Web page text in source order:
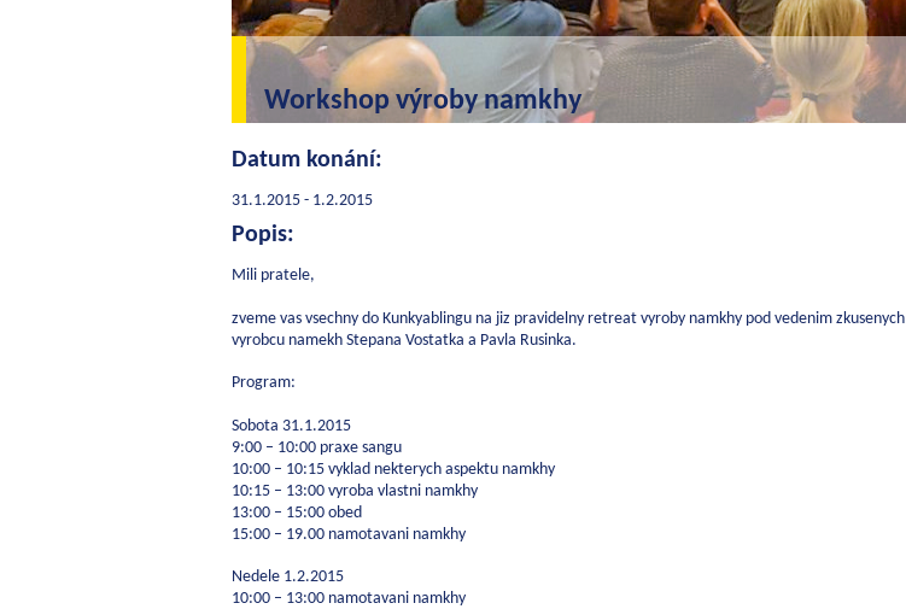
Workshop výroby namkhy
Datum konání:
31.1.2015 - 1.2.2015
Popis:
Mili pratele,
zveme vas vsechny do Kunkyablingu na jiz pravidelny retreat vyroby namkhy pod vedenim zkusenych
vyrobcu namekh Stepana Vostatka a Pavla Rusinka.
Program:
Sobota 31.1.2015
9:00 – 10:00 praxe sangu
10:00 – 10:15 vyklad nekterych aspektu namkhy
10:15 – 13:00 vyroba vlastni namkhy
13:00 – 15:00 obed
15:00 – 19.00 namotavani namkhy
Nedele 1.2.2015
10:00 – 13:00 namotavani namkhy